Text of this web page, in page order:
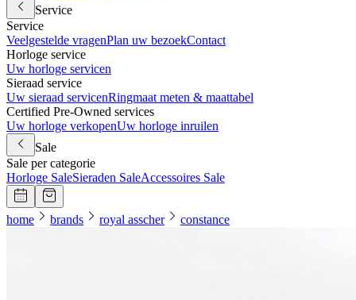
Service
Service
Veelgestelde vragenPlan uw bezoekContact
Horloge service
Uw horloge servicen
Sieraad service
Uw sieraad servicenRingmaat meten & maattabel
Certified Pre-Owned services
Uw horloge verkopenUw horloge inruilen
Sale
Sale per categorie
Horloge SaleSieraden SaleAccessoires Sale
home brands royal asscher constance